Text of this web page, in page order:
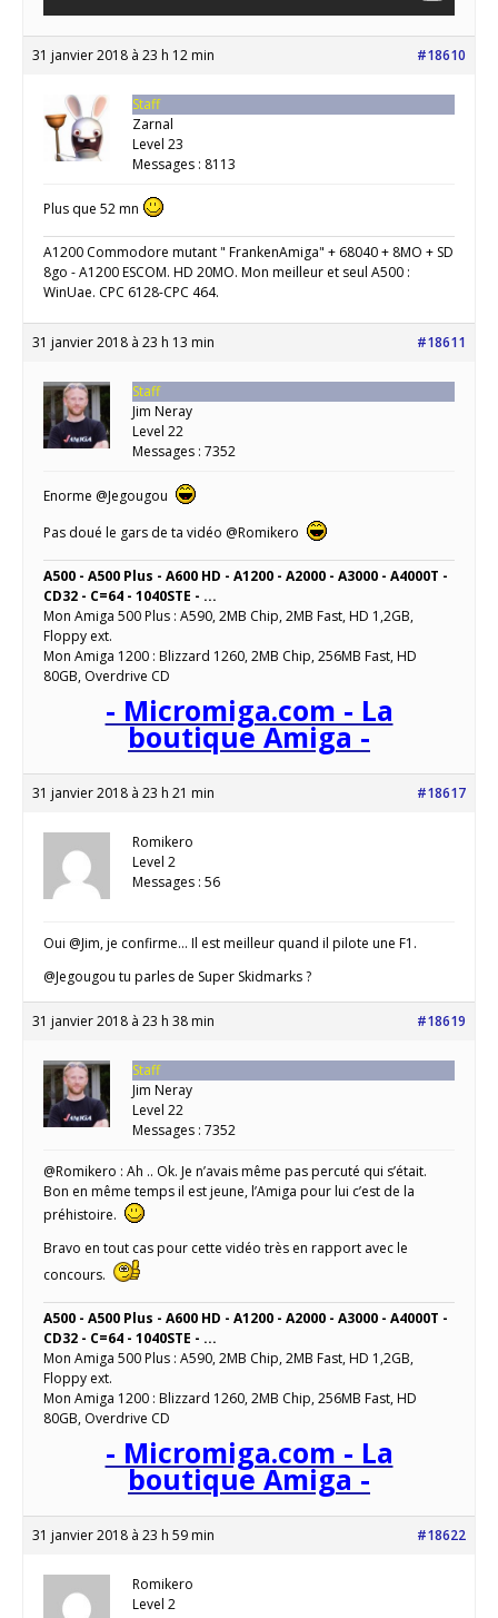
31 janvier 2018 à 23 h 12 min #18610
Staff
Zarnal
Level 23
Messages : 8113
Plus que 52 mn
A1200 Commodore mutant " FrankenAmiga" + 68040 + 8MO + SD
8go - A1200 ESCOM. HD 20MO. Mon meilleur et seul A500 :
WinUae. CPC 6128-CPC 464.
31 janvier 2018 à 23 h 13 min #18611
Staff
Jim Neray
Level 22
Messages : 7352
Enorme @Jegougou
Pas doué le gars de ta vidéo @Romikero
A500 - A500 Plus - A600 HD - A1200 - A2000 - A3000 - A4000T -
CD32 - C=64 - 1040STE - ...
Mon Amiga 500 Plus : A590, 2MB Chip, 2MB Fast, HD 1,2GB,
Floppy ext.
Mon Amiga 1200 : Blizzard 1260, 2MB Chip, 256MB Fast, HD
80GB, Overdrive CD
- Micromiga.com - La
boutique Amiga -
31 janvier 2018 à 23 h 21 min #18617
Romikero
Level 2
Messages : 56
Oui @Jim, je confirme… Il est meilleur quand il pilote une F1.
@Jegougou tu parles de Super Skidmarks ?
31 janvier 2018 à 23 h 38 min #18619
Staff
Jim Neray
Level 22
Messages : 7352
@Romikero : Ah .. Ok. Je n’avais même pas percuté qui s’était.
Bon en même temps il est jeune, l’Amiga pour lui c’est de la
préhistoire.
Bravo en tout cas pour cette vidéo très en rapport avec le
concours.
A500 - A500 Plus - A600 HD - A1200 - A2000 - A3000 - A4000T -
CD32 - C=64 - 1040STE - ...
Mon Amiga 500 Plus : A590, 2MB Chip, 2MB Fast, HD 1,2GB,
Floppy ext.
Mon Amiga 1200 : Blizzard 1260, 2MB Chip, 256MB Fast, HD
80GB, Overdrive CD
- Micromiga.com - La
boutique Amiga -
31 janvier 2018 à 23 h 59 min #18622
Romikero
Level 2